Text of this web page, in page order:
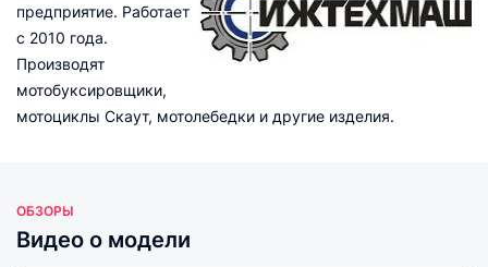
предприятие. Работает
с 2010 года.
Производят
мотобуксировщики,
мотоциклы Скаут, мотолебедки и другие изделия.
ОБЗОРЫ
Видео о модели